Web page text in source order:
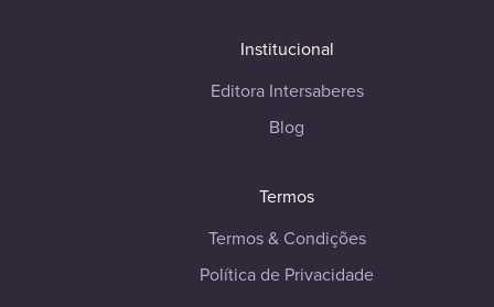
Institucional
Editora Intersaberes
Blog
Termos
Termos & Condições
Política de Privacidade